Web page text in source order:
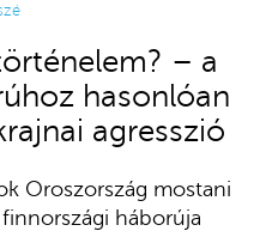
– a
hasonlóan
agresszió
Oroszország mostani
háborúja